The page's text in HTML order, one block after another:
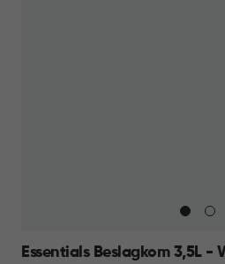
Essentials Beslagkom 3,5L -